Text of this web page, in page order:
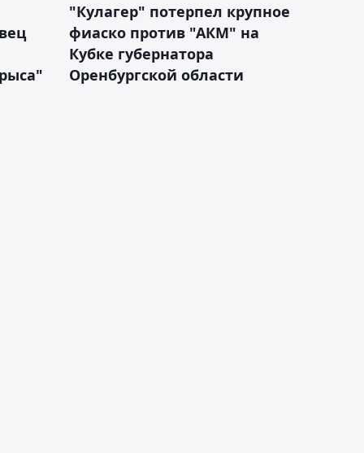
"Кулагер" потерпел крупное
фиаско против "АКМ" на
Кубке губернатора
Оренбургской области